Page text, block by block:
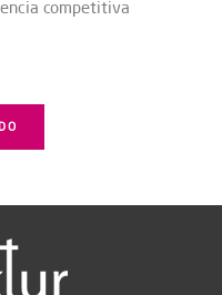
competitiva